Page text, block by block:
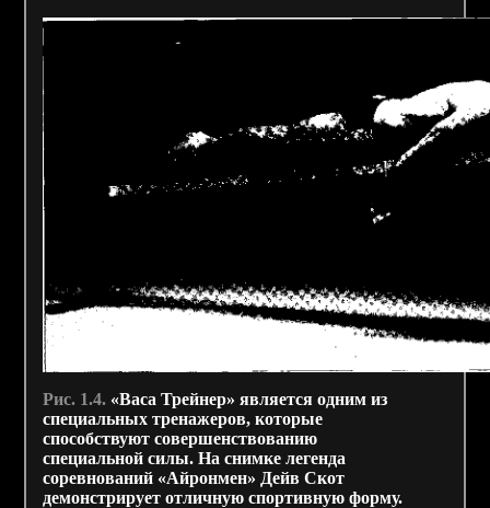
Рис. 1.4. «Васа Трейнер» является одним из
специальных тренажеров, которые
способствуют совершенствованию
специальной силы. На снимке легенда
соревнований «Айронмен» Дейв Скот
демонстрирует отличную спортивную форму.